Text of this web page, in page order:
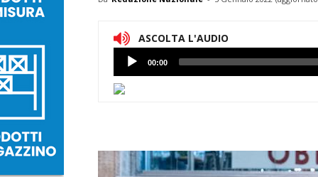
ASCOLTA L'AUDIO
Lettore
Audio
00:00